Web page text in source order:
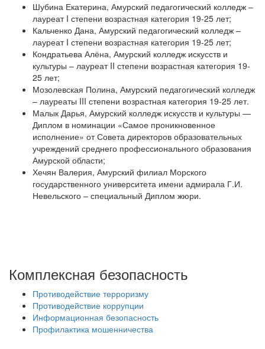
Шубина Екатерина, Амурский педагогический колледж –
лауреат I степени возрастная категория 19-25 лет;
Кальченко Дана, Амурский педагогический колледж –
лауреат I степени возрастная категория 19-25 лет;
Кондратьева Алёна, Амурский колледж искусств и
культуры – лауреат II степени возрастная категория 19-
25 лет;
Мозолевская Полина, Амурский педагогический колледж
– лауреаты III степени возрастная категория 19-25 лет.
Малык Дарья, Амурский колледж искусств и культуры —
Диплом в номинации «Самое проникновенное
исполнение» от Совета директоров образовательных
учреждений среднего профессионального образования
Амурской области;
Хечян Валерия, Амурский филиал Морского
государственного университета имени адмирала Г.И.
Невельского – специальный Диплом жюри.
Комплексная безопасность
Противодействие терроризму
Противодействие коррупции
Информационная безопасность
Профилактика мошенничества